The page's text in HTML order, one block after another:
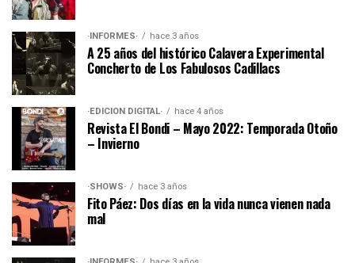
·INFORMES· hace 3 años
A 25 años del histórico Calavera Experimental
Concherto de Los Fabulosos Cadillacs
·EDICIÓN DIGITAL· hace 4 años
Revista El Bondi – Mayo 2022: Temporada Otoño
– Invierno
·SHOWS· hace 3 años
Fito Páez: Dos días en la vida nunca vienen nada
mal